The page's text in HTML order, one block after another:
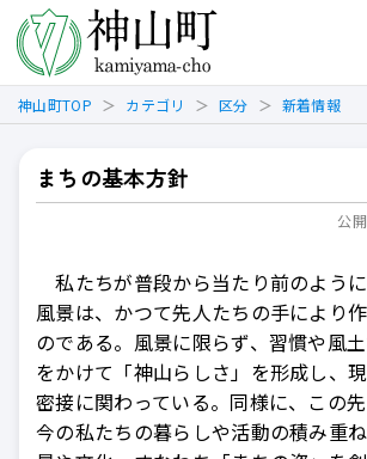
神山町TOP カテゴリ 区分 新着情報
まちの基本方針
公
私たちが普段から当たり前のよう
風景は、かつて先人たちの手により
のである。風景に限らず、習慣や風
をかけて「神山らしさ」を形成し、
密接に関わっている。同様に、この先
今の私たちの暮らしや活動の積み重